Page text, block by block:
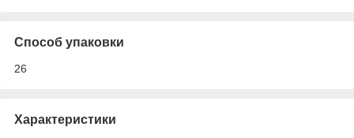
Способ упаковки
26
Характеристики